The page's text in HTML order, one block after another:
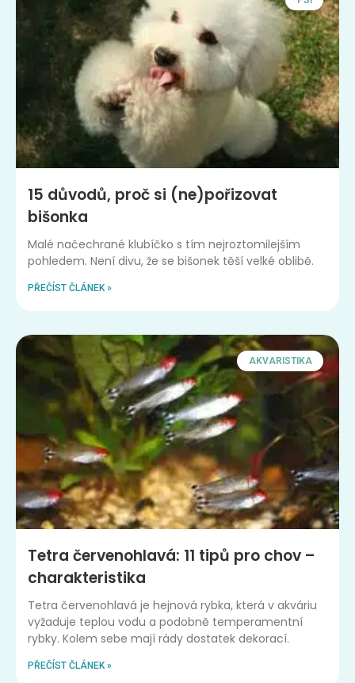
15 důvodů, proč si (ne)pořizovat
bišonka
Malé načechrané klubíčko s tím nejroztomilejším
pohledem. Není divu, že se bišonek těší velké oblibě.
PŘEČÍST ČLÁNEK »
AKVARISTIKA
Tetra červenohlavá: 11 tipů pro chov –
charakteristika
Tetra červenohlavá je hejnová rybka, která v akváriu
vyžaduje teplou vodu a podobně temperamentní
rybky. Kolem sebe mají rády dostatek dekorací.
PŘEČÍST ČLÁNEK »